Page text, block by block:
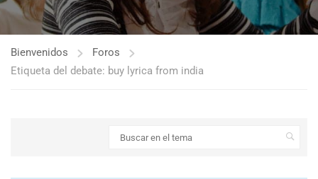
Bienvenidos
Foros
Etiqueta del debate: buy lyrica from india